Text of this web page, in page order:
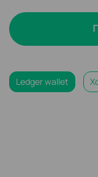
Ledger wallet